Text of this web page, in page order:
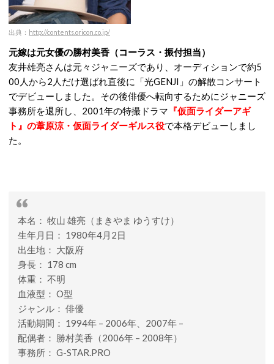
出典： http://contents.oricon.co.jp/
元嫁は元女優の勝村美香（コーラス・振付担当）
友井雄亮さんは元々ジャニーズであり、オーディションで約5
00人から2人だけ選ばれ直後に「光GENJI」の解散コンサート
でデビューしました。その後俳優へ転向するためにジャニーズ
事務所を退所し、2001年の特撮ドラマ 『仮面ライダーアギ
ト』の葦原涼・仮面ライダーギルス役で本格デビューしまし
た。
本名： 牧山 雄亮（まきやま ゆうすけ）
生年月日： 1980年4月2日
出生地： 大阪府
身長： 178 cm
体重： 不明
血液型： O型
ジャンル： 俳優
活動期間： 1994年 – 2006年、2007年 –
配偶者： 勝村美香（2006年 – 2008年）
事務所： G-STAR.PRO